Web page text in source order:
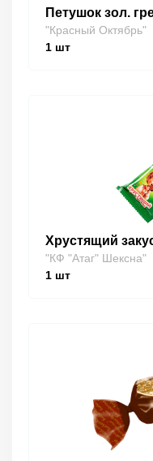
Петушок зол.
"Красный Октябрь"
1 шт
Хрустящий
"КФ "Атаг" Шексна"
1 шт